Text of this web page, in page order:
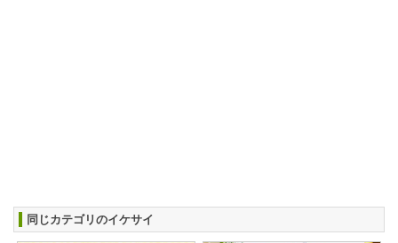
同じカテゴリのイケサイ